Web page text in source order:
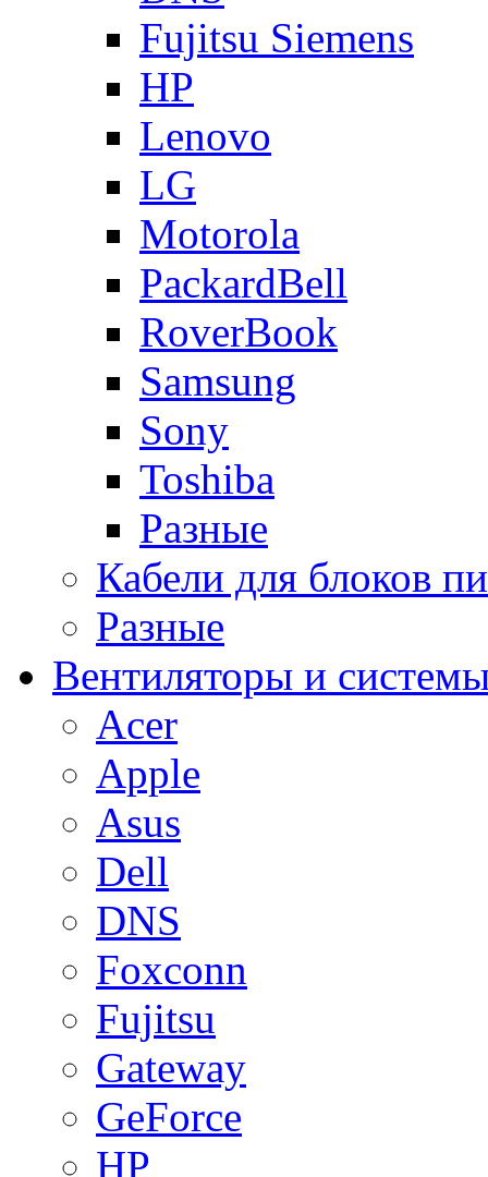
Fujitsu Siemens
HP
Lenovo
LG
Motorola
PackardBell
RoverBook
Samsung
Sony
Toshiba
Разные
Кабели для блоков
Разные
Вентиляторы и
Acer
Apple
Asus
Dell
DNS
Foxconn
Fujitsu
Gateway
GeForce
HP